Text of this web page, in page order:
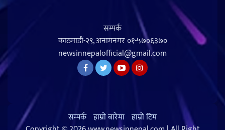
सम्पर्क
काठमाडौं-२९, अनामनगर०१-५७०६३७०
newsinnepalofficial@gmail.com
सम्पर्क हाम्राे बारेमा हाम्रो टिम